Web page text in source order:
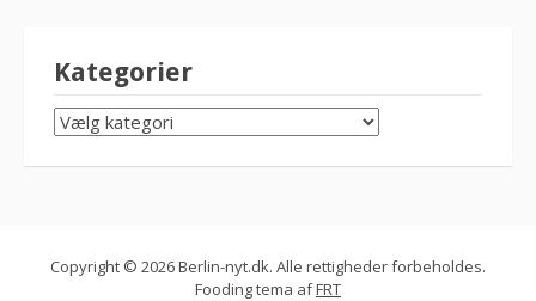
Kategorier
KATEGORIER
Copyright © 2026 Berlin-nyt.dk. Alle rettigheder forbeholdes.
Fooding tema afFRT